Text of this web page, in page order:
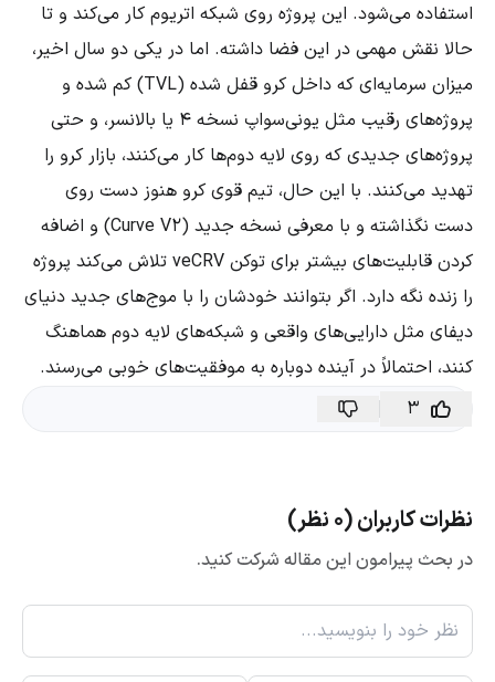
استفاده می‌شود. این پروژه روی شبکه اتریوم کار می‌کند و تا
حالا نقش مهمی در این فضا داشته. اما در یکی دو سال اخیر،
میزان سرمایه‌ای که داخل کرو قفل شده (TVL) کم شده و
پروژه‌های رقیب مثل یونی‌سواپ نسخه ۴ یا بالانسر، و حتی
پروژه‌های جدیدی که روی لایه دوم‌ها کار می‌کنند، بازار کرو را
تهدید می‌کنند. با این حال، تیم قوی کرو هنوز دست روی
دست نگذاشته و با معرفی نسخه جدید (Curve V2) و اضافه
کردن قابلیت‌های بیشتر برای توکن veCRV تلاش می‌کند پروژه
را زنده نگه دارد. اگر بتوانند خودشان را با موج‌های جدید دنیای
دیفای مثل دارایی‌های واقعی و شبکه‌های لایه دوم هماهنگ
کنند، احتمالاً در آینده دوباره به موفقیت‌های خوبی می‌رسند.
3
نظرات کاربران (0 نظر)
در بحث پیرامون این مقاله شرکت کنید.